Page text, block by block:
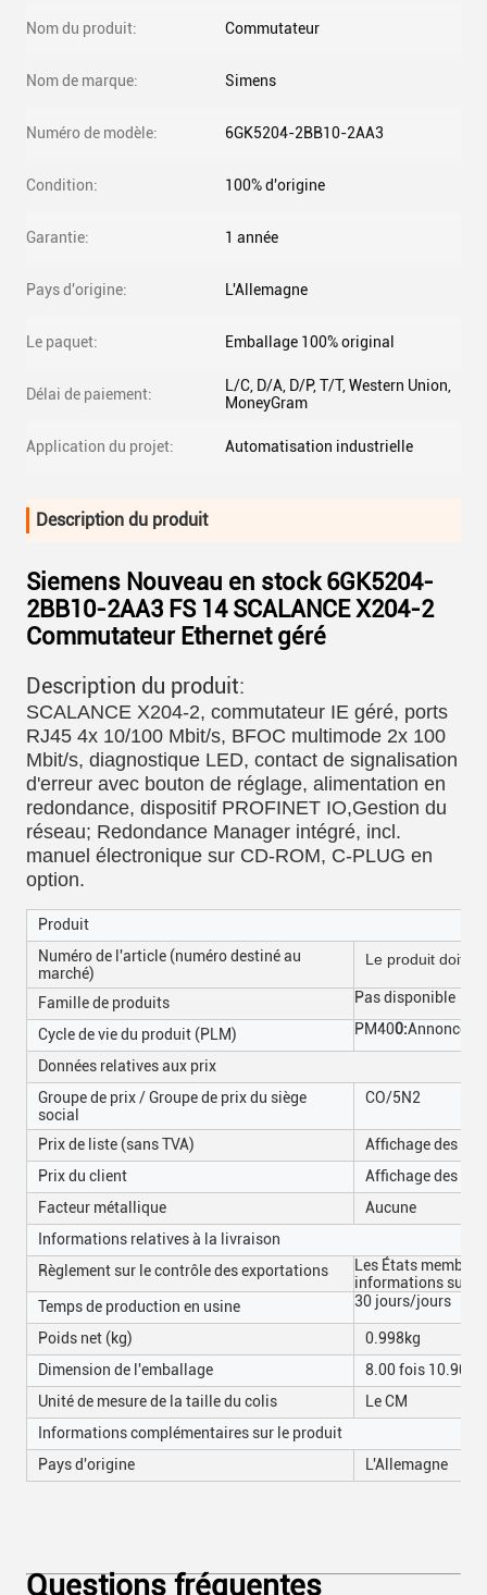
Nom du produit: Commutateur
Nom de marque: Simens
Numéro de modèle: 6GK5204-2BB10-2AA3
Condition: 100% d'origine
Garantie: 1 année
Pays d'origine: L'Allemagne
Le paquet: Emballage 100% original
Délai de paiement:
L/C, D/A, D/P, T/T, Western Union,
MoneyGram
Application du projet: Automatisation industrielle
Description du produit
Siemens Nouveau en stock 6GK5204-
2BB10-2AA3 FS 14 SCALANCE X204-2
Commutateur Ethernet géré
Description du produit:
SCALANCE X204-2, commutateur IE géré, ports
RJ45 4x 10/100 Mbit/s, BFOC multimode 2x 100
Mbit/s, diagnostique LED, contact de signalisation
d'erreur avec bouton de réglage, alimentation en
redondance, dispositif PROFINET IO,Gestion du
réseau; Redondance Manager intégré, incl.
manuel électronique sur CD-ROM, C-PLUG en
option.
Produit
Numéro de l'article (numéro destiné au
marché)
Le produit doit
Famille de produits Pas disponible
Cycle de vie du produit (PLM) PM400:Annonce
Données relatives aux prix
Groupe de prix / Groupe de prix du siège
social
CO/5N2
Prix de liste (sans TVA)
Affichage des prix
Prix du client
Affichage des prix
Facteur métallique
Aucune
Informations relatives à la livraison
Règlement sur le contrôle des exportations
Les États
informations
Temps de production en usine
30 jours/jours
Poids net (kg)
0.998kg
Dimension de l'emballage
8.00 fois 10.90
Unité de mesure de la taille du colis
Le CM
Informations complémentaires sur le produit
Pays d'origine
L'Allemagne
Questions fréquentes